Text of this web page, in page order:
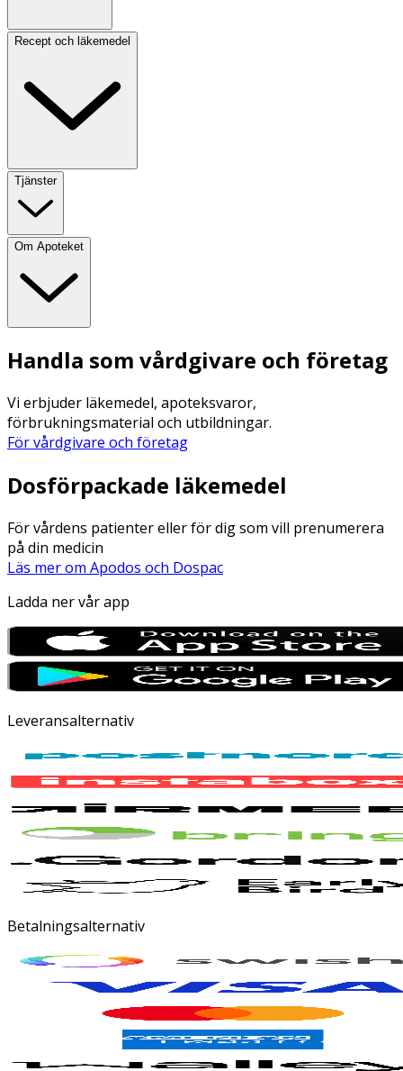
Recept och läkemedel
Tjänster
Om Apoteket
Handla som vårdgivare och företag
Vi erbjuder läkemedel, apoteksvaror,
förbrukningsmaterial och utbildningar.
För vårdgivare och företag
Dosförpackade läkemedel
För vårdens patienter eller för dig som vill prenumerera
på din medicin
Läs mer om Apodos och Dospac
Ladda ner vår app
Leveransalternativ
Betalningsalternativ